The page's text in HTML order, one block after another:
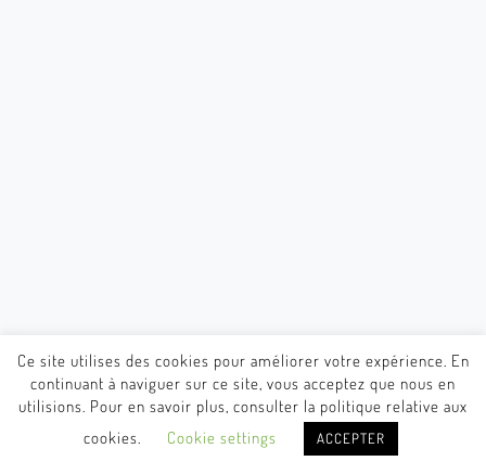
Ce site utilises des cookies pour améliorer votre expérience. En
continuant à naviguer sur ce site, vous acceptez que nous en
utilisions. Pour en savoir plus, consulter la politique relative aux
cookies.
Cookie settings ACCEPTER